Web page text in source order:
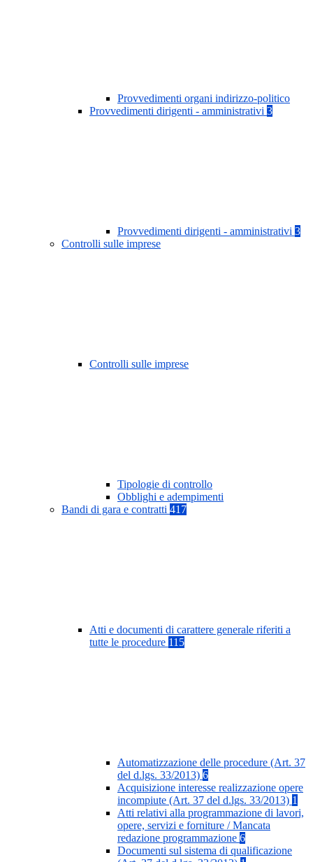
Provvedimenti organi indirizzo-politico
Provvedimenti dirigenti - amministrativi 3
Provvedimenti dirigenti - amministrativi 3
Controlli sulle imprese
Controlli sulle imprese
Tipologie di controllo
Obblighi e adempimenti
Bandi di gara e contratti 417
Atti e documenti di carattere generale riferiti a
tutte le procedure 115
Automatizzazione delle procedure (Art. 37
del d.lgs. 33/2013) 6
Acquisizione interesse realizzazione opere
incompiute (Art. 37 del d.lgs. 33/2013) 1
Atti relativi alla programmazione di lavori,
opere, servizi e forniture / Mancata
redazione programmazione 6
Documenti sul sistema di qualificazione